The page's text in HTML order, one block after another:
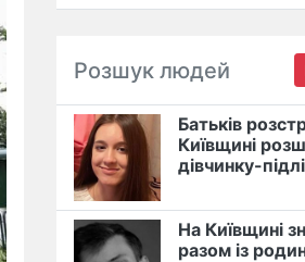
Розшук людей
Батьків
Київщині
дівчинку-
На Київщині
разом із